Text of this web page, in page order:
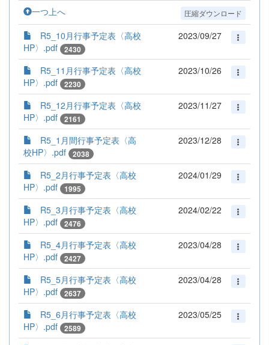
一つ上へ
圧縮ダウンロード
R5_10月行事予定表〈高校
HP〉.pdf
2430
2023/09/27
R5_11月行事予定表〈高校
HP〉.pdf
2230
2023/10/26
R5_12月行事予定表〈高校
HP〉.pdf
2161
2023/11/27
R5_1月間行事予定表〈高
校HP〉.pdf
2038
2023/12/28
R5_2月行事予定表〈高校
HP〉.pdf
1995
2024/01/29
R5_3月行事予定表〈高校
HP〉.pdf
2476
2024/02/22
R5_4月行事予定表〈高校
HP〉.pdf
2427
2023/04/28
R5_5月行事予定表〈高校
HP〉.pdf
2637
2023/04/28
R5_6月行事予定表〈高校
HP〉.pdf
2589
2023/05/25